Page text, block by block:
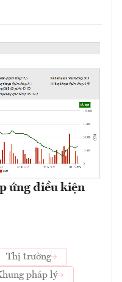
ứng điều kiện
Thị trường
pháp lý